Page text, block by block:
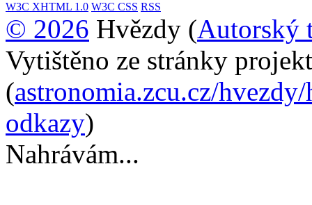
W3C XHTML 1.0 W3C CSS RSS
© 2026 Hvězdy (Autorský
Vytištěno ze stránky
(astronomia.zcu.cz/
odkazy)
Nahrávám...